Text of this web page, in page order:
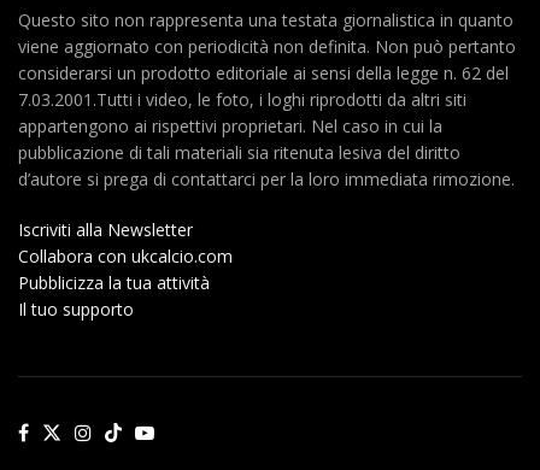
Questo sito non rappresenta una testata giornalistica in quanto
viene aggiornato con periodicità non definita. Non può pertanto
considerarsi un prodotto editoriale ai sensi della legge n. 62 del
7.03.2001.Tutti i video, le foto, i loghi riprodotti da altri siti
appartengono ai rispettivi proprietari. Nel caso in cui la
pubblicazione di tali materiali sia ritenuta lesiva del diritto
d’autore si prega di contattarci per la loro immediata rimozione.
Iscriviti alla Newsletter
Collabora con ukcalcio.com
Pubblicizza la tua attività
Il tuo supporto